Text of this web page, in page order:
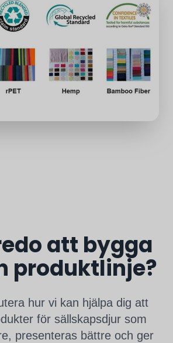
att bygga
produktlinje?
hur vi kan hjälpa dig att
för sällskapsdjur som
presenteras bättre och ger